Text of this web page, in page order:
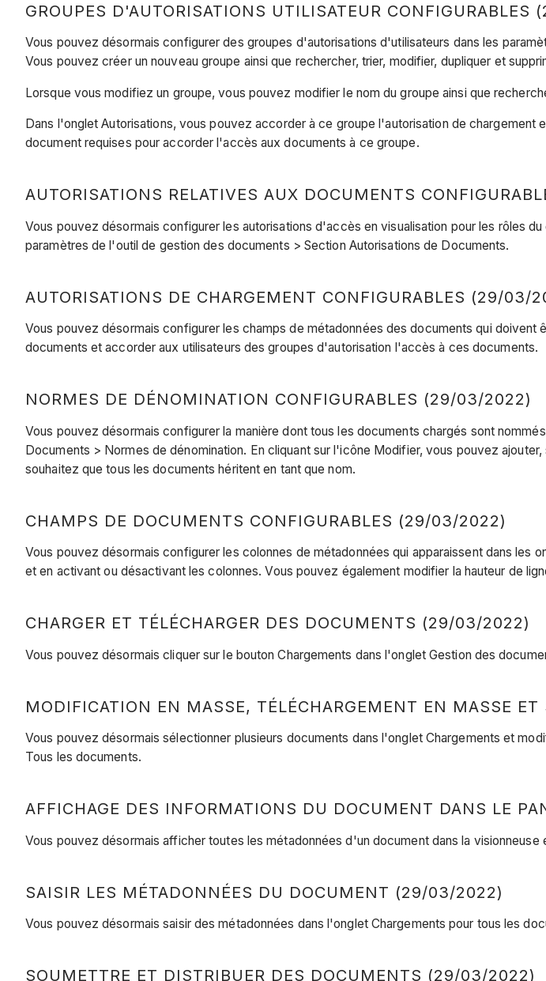
GROUPES D'AUTORISATIONS UTILISATEUR CONFIGURABLES
Vous pouvez désormais configurer des groupes d'autorisations d'utilisateurs dans les
Vous pouvez créer un nouveau groupe ainsi que rechercher, trier, modifier, dupliquer et
Lorsque vous modifiez un groupe, vous pouvez modifier le nom du groupe ainsi que
Dans l'onglet Autorisations, vous pouvez accorder à ce groupe l'autorisation de
document requises pour accorder l'accès aux documents à ce groupe.
AUTORISATIONS RELATIVES AUX DOCUMENTS
Vous pouvez désormais configurer les autorisations d'accès en visualisation pour les rôles
paramètres de l'outil de gestion des documents > Section Autorisations de Documents.
AUTORISATIONS DE CHARGEMENT CONFIGURABLES (29/03/
Vous pouvez désormais configurer les champs de métadonnées des documents qui
documents et accorder aux utilisateurs des groupes d'autorisation l'accès à ces documents.
NORMES DE DÉNOMINATION CONFIGURABLES (29/03/2022)
Vous pouvez désormais configurer la manière dont tous les documents chargés sont
Documents > Normes de dénomination. En cliquant sur l'icône Modifier, vous pouvez
souhaitez que tous les documents héritent en tant que nom.
CHAMPS DE DOCUMENTS CONFIGURABLES (29/03/2022)
Vous pouvez désormais configurer les colonnes de métadonnées qui apparaissent dans les
et en activant ou désactivant les colonnes. Vous pouvez également modifier la hauteur de
CHARGER ET TÉLÉCHARGER DES DOCUMENTS (29/03/2022)
Vous pouvez désormais cliquer sur le bouton Chargements dans l'onglet Gestion des
MODIFICATION EN MASSE, TÉLÉCHARGEMENT EN MASSE
Vous pouvez désormais sélectionner plusieurs documents dans l'onglet Chargements et
Tous les documents.
AFFICHAGE DES INFORMATIONS DU DOCUMENT DANS LE
Vous pouvez désormais afficher toutes les métadonnées d'un document dans la visionneuse
SAISIR LES MÉTADONNÉES DU DOCUMENT (29/03/2022)
Vous pouvez désormais saisir des métadonnées dans l'onglet Chargements pour tous les
SOUMETTRE ET DISTRIBUER DES DOCUMENTS (29/03/2022)